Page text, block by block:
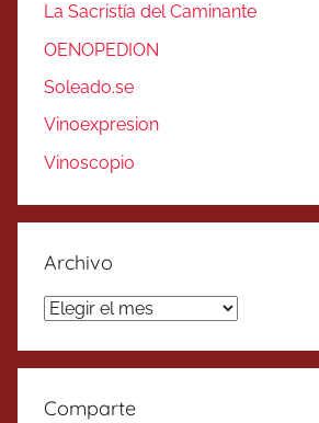
La Sacristía del Caminante
OENOPEDION
Soleado.se
Vinoexpresion
Vinoscopio
Archivo
Archivo
Comparte